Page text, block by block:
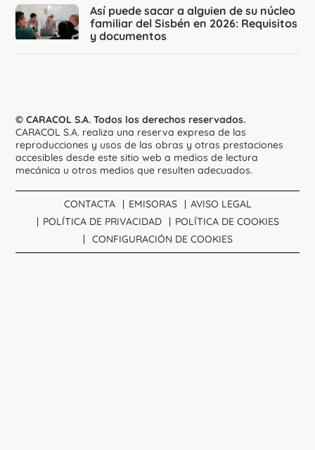
Así puede sacar a alguien de su núcleo
familiar del Sisbén en 2026: Requisitos
y documentos
© CARACOL S.A. Todos los derechos reservados.
CARACOL S.A. realiza una reserva expresa de las
reproducciones y usos de las obras y otras prestaciones
accesibles desde este sitio web a medios de lectura
mecánica u otros medios que resulten adecuados.
CONTACTA EMISORAS
AVISO LEGAL
POLÍTICA DE PRIVACIDAD
POLÍTICA DE COOKIES
CONFIGURACIÓN DE COOKIES